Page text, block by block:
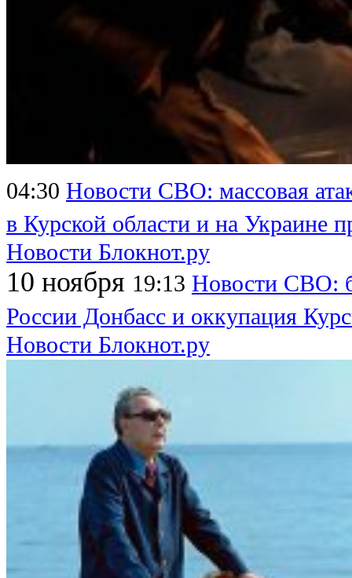
04:30 Новости СВО: массовая
в Курской области и на Украине
Новости Блокнот.ру
10 ноября 19:13 Новости СВО:
России Донбасс и оккупация
Новости Блокнот.ру